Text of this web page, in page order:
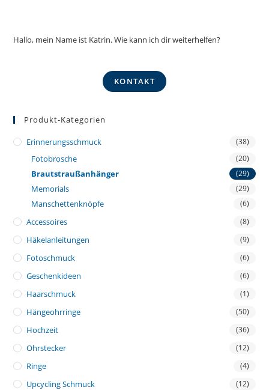
Hallo, mein Name ist Katrin. Wie kann ich dir weiterhelfen?
KONTAKT
Produkt-Kategorien
Erinnerungsschmuck (38)
Fotobrosche (20)
Brautstraußanhänger (29)
Memorials (29)
Manschettenknöpfe (6)
Accessoires (8)
Häkelanleitungen (9)
Fotoschmuck (6)
Geschenkideen (6)
Haarschmuck (1)
Hängeohrringe (50)
Hochzeit (36)
Ohrstecker (12)
Ringe (4)
Upcycling Schmuck (12)